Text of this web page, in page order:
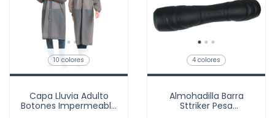
10 colores
Capa Lluvia Adulto
Botones Impermeable
4 colores
Almohadilla Barra
Sttriker Pesa